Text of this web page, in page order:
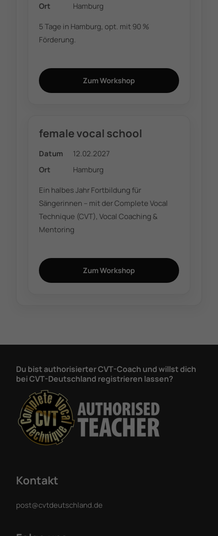
Ort
Hamburg
5 Tage in Hamburg, opt. mit 90 %
Förderung.
Zum Workshop
female vocal school
Datum
12.02.2027
Ort
Hamburg
Ein halbes Jahr Fortbildung für
Sängerinnen – mit der Complete Vocal
Technique (CVT), Vocal Coaching &
Mentoring
Zum Workshop
Du bist authorisierter CVT-Coach und willst dich
bei CVT-Deutschland registrieren lassen?
Kontakt
post@cvtdeutschland.de